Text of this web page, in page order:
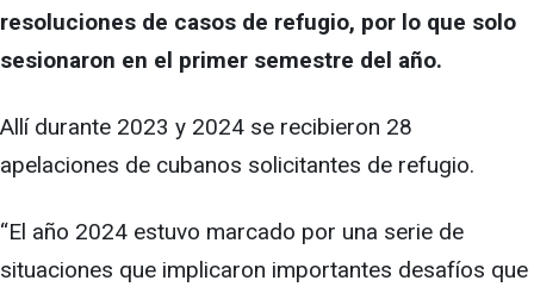
resoluciones de casos de refugio, por lo que solo
sesionaron en el primer semestre del año.
Allí durante 2023 y 2024 se recibieron 28
apelaciones de cubanos solicitantes de refugio.
“El año 2024 estuvo marcado por una serie de
situaciones que implicaron importantes desafíos que